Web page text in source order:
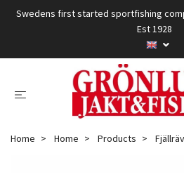
Swedens first started sportfishing
Est 1928
Home Home Products